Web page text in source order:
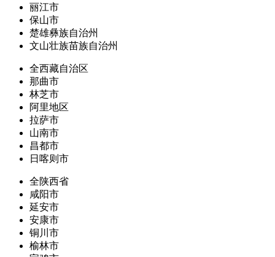
丽江市
保山市
楚雄彝族自治州
文山壮族苗族自治州
全西藏自治区
那曲市
林芝市
阿里地区
拉萨市
山南市
昌都市
日喀则市
全陕西省
咸阳市
延安市
安康市
铜川市
榆林市